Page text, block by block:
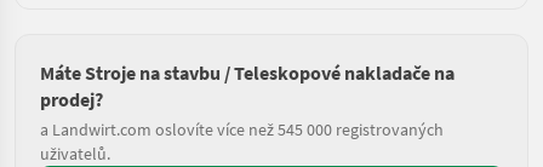
Máte Stroje na stavbu / Teleskopové nakladače na
prodej?
a Landwirt.com oslovíte více než 545 000 registrovaných
uživatelů.